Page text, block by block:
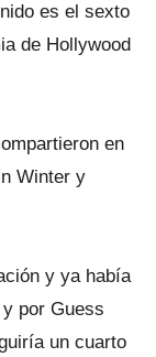
es el sexto
de Hollywood
en
Winter y
y ya había
por Guess
un cuarto